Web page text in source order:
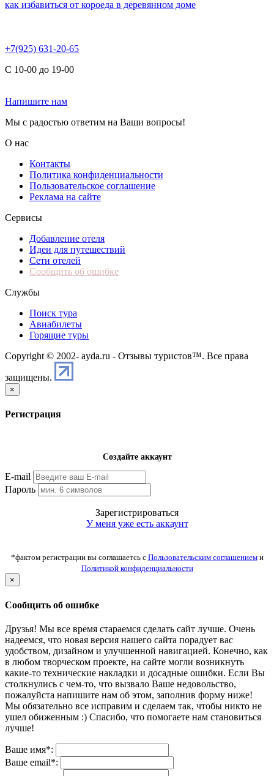
как избавиться от короеда в деревянном доме
+7(925) 631-20-65
С 10-00 до 19-00
Напишите нам
Мы с радостью ответим на Ваши вопросы!
О нас
Контакты
Политика конфиденциальности
Пользовательское соглашение
Реклама на сайте
Сервисы
Добавление отеля
Идеи для путешествий
Сети отелей
Сообщить об ошибке
Службы
Поиск тура
Авиабилеты
Горящие туры
Copyright © 2002- ayda.ru - Отзывы туристов™. Все права
защищены.
×
Регистрация
Создайте аккаунт
E-mail
Пароль
Зарегистрироваться
У меня уже есть аккаунт
*фактом регистрации вы соглашаетсь с Пользовательским соглашениеми
Политикой конфиденциальности
×
Сообщить об ошибке
Друзья! Мы все время стараемся сделать сайт лучше. Очень
надеемся, что новая версия нашего сайта порадует вас
удобством, дизайном и улучшенной навигацией. Конечно, как
в любом творческом проекте, на сайте могли возникнуть
какие-то технические накладки и досадные ошибки. Если Вы
столкнулись с чем-то, что вызвало Ваше недовольство,
пожалуйста напишите нам об этом, заполнив форму ниже!
Мы обязательно все исправим и сделаем так, чтобы никто не
ушел обиженным :) Спасибо, что помогаете нам становиться
лучше!
Ваше имя*:
Ваше email*: